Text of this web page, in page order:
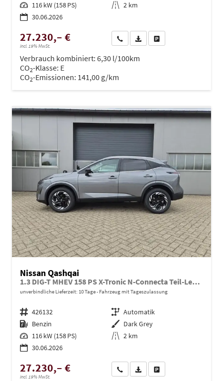
Leistung 116 kW (158 PS) Kilometerstand 2 km
30.06.2026
27.230,– €
incl. 19% MwSt.
Wir rufen Sie anPDF-Datei, Fahrzeugexposé
Verbrauch kombiniert: 6,30 l/100km
CO2-Klasse: E
CO2-Emissionen: 141,00 g/km
Nissan Qashqai
1.3 DIG-T MHEV 158 PS X-Tronic N-Connecta Teil-Leder PanoGlasdach Klimaautomatik Sitzheizung Lenkradheizung Navi ACC PDC v+h 360°Kamera DAB Bluetooth Touchscreen Apple CarPlay Android Auto 18"LM
unverbindliche Lieferzeit: 10 Tage Fahrzeug mit Tageszulassung
Fahrzeugnr. 426132 Getriebe Automatik
Kraftstoff Benzin Außenfarbe Dark Grey
Leistung 116 kW (158 PS) Kilometerstand 2 km
30.06.2026
27.230,– €
incl. 19% MwSt.
Wir rufen Sie anPDF-Datei, Fahrzeugexposé